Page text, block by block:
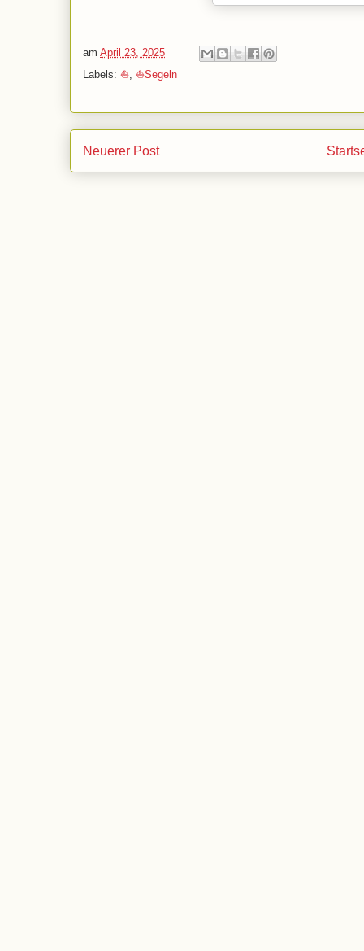
am April 23, 2025
Labels: ⛵ ⛵Segeln
Neuerer Post